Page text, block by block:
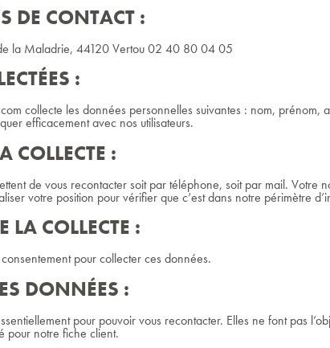
DE CONTACT :
la Maladrie, 44120 Vertou 02 40 80 04 05
:
collecte les données personnelles suivantes : nom,
efficacement avec nos utilisateurs.
COLLECTE :
de vous recontacter soit par téléphone, soit par mail.
votre position pour vérifier que c’est dans notre périmètre
LA COLLECTE :
pour collecter ces données.
DONNÉES :
pour pouvoir vous recontacter. Elles ne font pas
pour notre fiche client.